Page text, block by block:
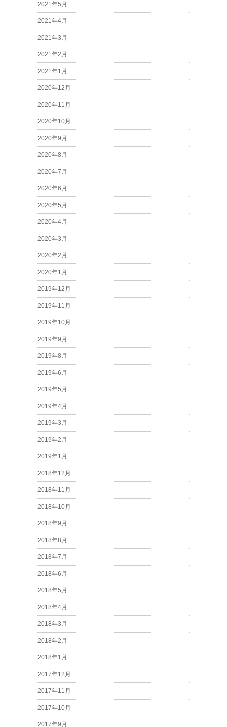
2021年5月
2021年4月
2021年3月
2021年2月
2021年1月
2020年12月
2020年11月
2020年10月
2020年9月
2020年8月
2020年7月
2020年6月
2020年5月
2020年4月
2020年3月
2020年2月
2020年1月
2019年12月
2019年11月
2019年10月
2019年9月
2019年8月
2019年6月
2019年5月
2019年4月
2019年3月
2019年2月
2019年1月
2018年12月
2018年11月
2018年10月
2018年9月
2018年8月
2018年7月
2018年6月
2018年5月
2018年4月
2018年3月
2018年2月
2018年1月
2017年12月
2017年11月
2017年10月
2017年9月